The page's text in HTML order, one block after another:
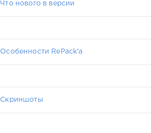
Что нового в версии
Особенности RePack'a
Скриншоты